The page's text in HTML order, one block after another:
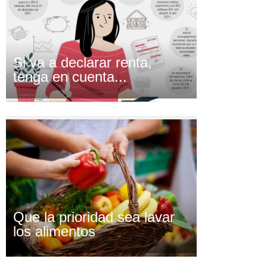
Si va a declarar renta,
tenga en cuenta...
Que la prioridad sea lavar
los alimentos